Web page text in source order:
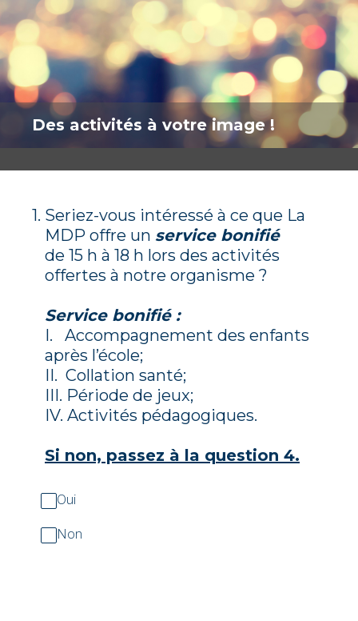
Des activités à votre image !
1. Seriez-vous intéressé à ce que La
MDP offre un service bonifié
de 15 h à 18 h lors des activités
offertes à notre organisme ?
Service bonifié :
I. Accompagnement des enfants
après l’école;
II. Collation santé;
III. Période de jeux;
IV. Activités pédagogiques.
Si non, passez à la question 4.
Oui
Non